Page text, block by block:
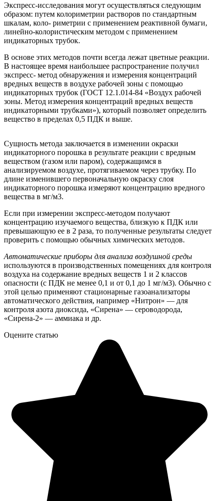
Экспресс-исследования могут осуществляться следующим
образом: путем колориметрии растворов по стандартным
шкалам, коло- риметрии с применением реактивной бумаги,
линейно-колористическим методом с применением
индикаторных трубок.
В основе этих методов почти всегда лежат цветные реакции.
В настоящее время наибольшее распространение получил
экспресс- метод обнаружения и измерения концентраций
вредных веществ в воздухе рабочей зоны с помощью
индикаторных трубок (ГОСТ 12.1.014-84 «Воздух рабочей
зоны. Метод измерения концентраций вредных веществ
индикаторными трубками»), который позволяет определить
вещество в пределах 0,5 ПДК и выше.
Сущность метода заключается в изменении окраски
индикаторного порошка в результате реакции с вредным
веществом (газом или паром), содержащимся в
анализируемом воздухе, протягиваемом через трубку. По
длине изменившего первоначальную окраску слоя
индикаторного порошка измеряют концентрацию вредного
вещества в мг/м3.
Если при измерении экспресс-методом получают
концентрацию изучаемого вещества, близкую к ПДК или
превышающую ее в 2 раза, то полученные результаты следует
проверить с помощью обычных химических методов.
Автоматические приборы для анализа воздушной среды
используются в производственных помещениях для контроля
воздуха на содержание вредных веществ 1 и 2 классов
опасности (с ПДК не менее 0,1 и от 0,1 до 1 мг/м3). Обычно с
этой целью применяют стационарные газоанализаторы
автоматического действия, например «Нитрон» — для
контроля азота диоксида, «Сирена» — сероводорода,
«Сирена-2» — аммиака и др.
Оцените статью